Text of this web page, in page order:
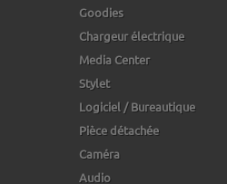
Goodies
Chargeur électrique
Media Center
Stylet
Logiciel / Bureautique
Pièce détachée
Caméra
Audio